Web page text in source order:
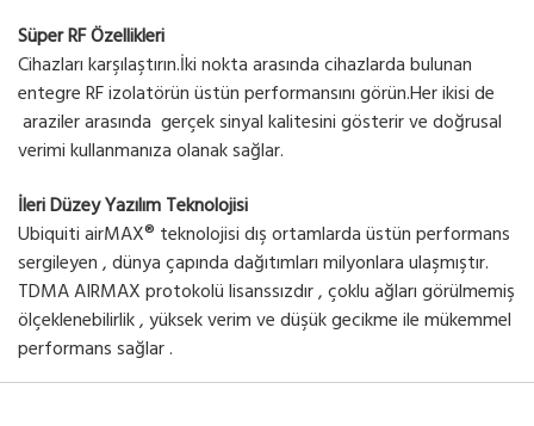
Süper RF Özellikleri
Cihazları karşılaştırın.İki nokta arasında cihazlarda bulunan
entegre RF izolatörün üstün performansını görün.Her ikisi de
araziler arasında gerçek sinyal kalitesini gösterir ve doğrusal
verimi kullanmanıza olanak sağlar.
İleri Düzey Yazılım Teknolojisi
Ubiquiti airMAX® teknolojisi dış ortamlarda üstün performans
sergileyen , dünya çapında dağıtımları milyonlara ulaşmıştır.
TDMA AIRMAX protokolü lisanssızdır , çoklu ağları görülmemiş
ölçeklenebilirlik , yüksek verim ve düşük gecikme ile mükemmel
performans sağlar .